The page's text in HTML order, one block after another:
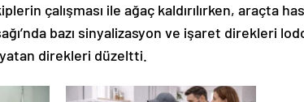
çalışması ile ağaç kaldırılırken, araçta
bazı sinyalizasyon ve işaret direkleri
direkleri düzeltti.